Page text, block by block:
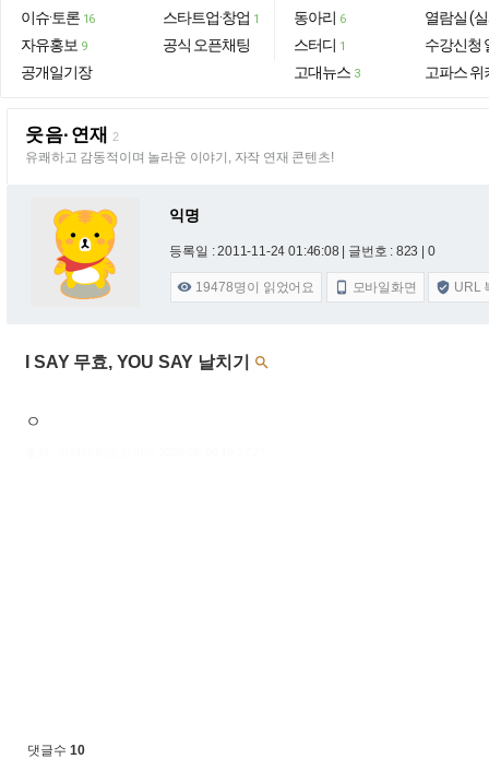
이슈·토론 16
자유홍보 9
공개일기장
스타트업·창업 1
공식 오픈채팅
동아리 6
스터디 1
고대뉴스 3
열람실 (
수강신청
고파스 위
웃음·연재 2
유쾌하고 감동적이며 놀라운 이야기, 자작 연재 콘텐츠!
익명
등록일 : 2011-11-24 01:46:08 | 글번호 : 823 | 0
 19478명이 읽었어요  모바일화면  URL
I SAY 무효, YOU SAY 날치기 
ㅇ
댓글수 10